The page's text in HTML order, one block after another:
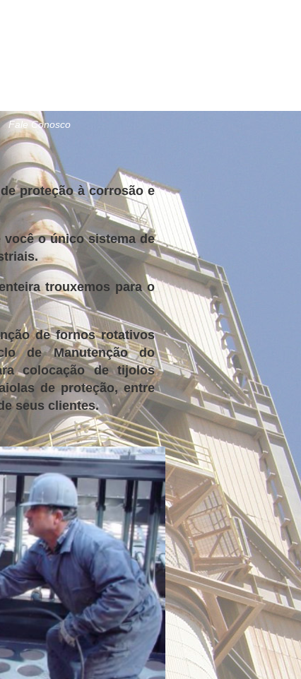
Fale Conosco
proteção à corrosão e
você o único sistema de
trouxemos para o
de fornos rotativos
de Manutenção do
colocação de tijolos
de proteção, entre
seus clientes.